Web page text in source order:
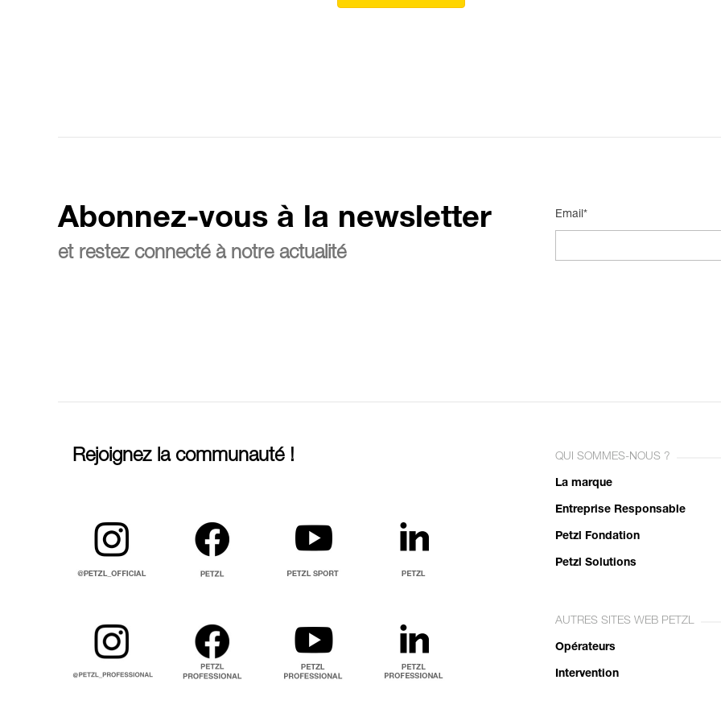
Abonnez-vous à la newsletter
et restez connecté à notre actualité
Email*
Rejoignez la communauté ! QUI SOMMES-NOUS ?
La marque
Entreprise Responsable
Petzl Fondation
Petzl Solutions
AUTRES SITES WEB PETZL
Opérateurs
Intervention